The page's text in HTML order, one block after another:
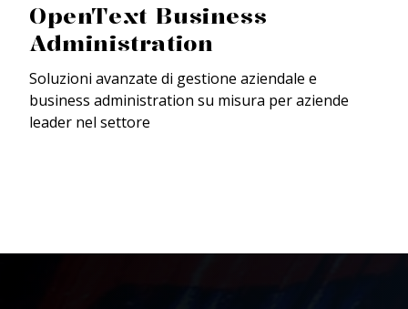
OpenText Business
Administration
Soluzioni avanzate di gestione aziendale e
business administration su misura per aziende
leader nel settore